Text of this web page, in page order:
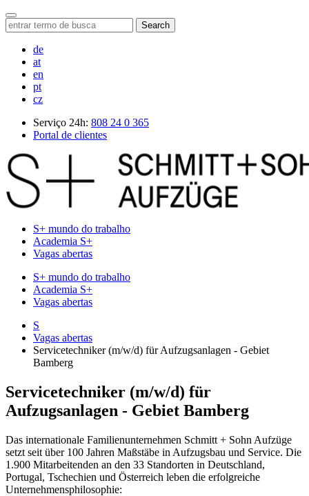
Search
de
at
en
pt
cz
Serviço 24h: 808 24 0 365
Portal de clientes
S+ mundo do trabalho
Academia S+
Vagas abertas
S+ mundo do trabalho
Academia S+
Vagas abertas
S
Vagas abertas
Servicetechniker (m/w/d) für Aufzugsanlagen - Gebiet
Bamberg
Servicetechniker (m/w/d) für
Aufzugsanlagen - Gebiet Bamberg
Das internationale Familienunternehmen Schmitt + Sohn Aufzüge
setzt seit über 100 Jahren Maßstäbe in Aufzugsbau und Service. Die
1.900 Mitarbeitenden an den 33 Standorten in Deutschland,
Portugal, Tschechien und Österreich leben die erfolgreiche
Unternehmensphilosophie: